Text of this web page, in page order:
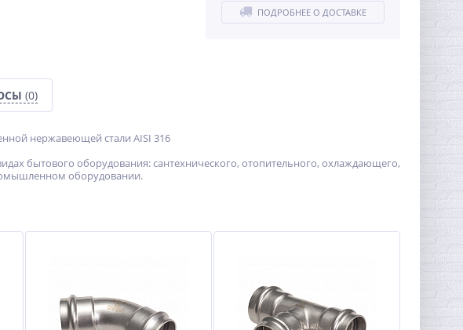
ПОДРОБНЕЕ О ДОСТАВКЕ
(0)
нержавеющей стали AISI 316
бытового оборудования: сантехнического, отопительного, охлаждающего,
оборудовании.